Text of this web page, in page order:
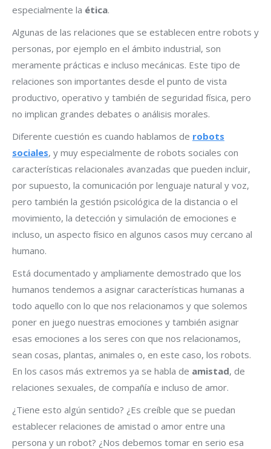
especialmente la ética.
Algunas de las relaciones que se establecen entre robots y
personas, por ejemplo en el ámbito industrial, son
meramente prácticas e incluso mecánicas. Este tipo de
relaciones son importantes desde el punto de vista
productivo, operativo y también de seguridad física, pero
no implican grandes debates o análisis morales.
Diferente cuestión es cuando hablamos de robots
sociales, y muy especialmente de robots sociales con
características relacionales avanzadas que pueden incluir,
por supuesto, la comunicación por lenguaje natural y voz,
pero también la gestión psicológica de la distancia o el
movimiento, la detección y simulación de emociones e
incluso, un aspecto físico en algunos casos muy cercano al
humano.
Está documentado y ampliamente demostrado que los
humanos tendemos a asignar características humanas a
todo aquello con lo que nos relacionamos y que solemos
poner en juego nuestras emociones y también asignar
esas emociones a los seres con que nos relacionamos,
sean cosas, plantas, animales o, en este caso, los robots.
En los casos más extremos ya se habla de amistad, de
relaciones sexuales, de compañía e incluso de amor.
¿Tiene esto algún sentido? ¿Es creíble que se puedan
establecer relaciones de amistad o amor entre una
persona y un robot? ¿Nos debemos tomar en serio esa